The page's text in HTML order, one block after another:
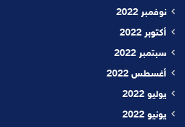
نوفمبر 2022
أكتوبر 2022
سبتمبر 2022
أغسطس 2022
يوليو 2022
يونيو 2022